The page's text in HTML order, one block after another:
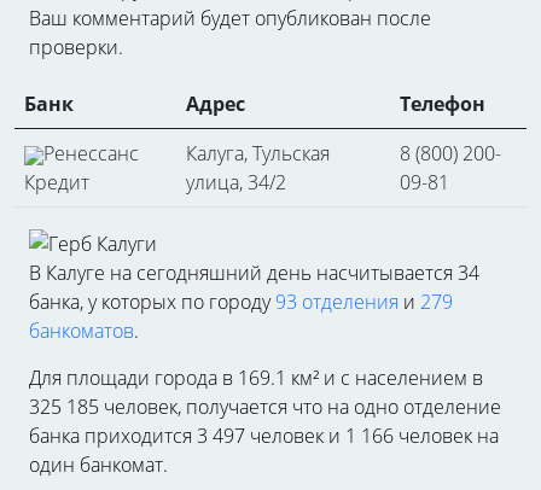
Ваш комментарий будет опубликован после
проверки.
Банк Адрес
Телефон
Ренессанс
Кредит
Калуга, Тульская
улица, 34/2
8 (800) 200-
09-81
В Калуге на сегодняшний день насчитывается 34
банка, у которых по городу93 отделения и 279
банкоматов.
Для площади города в 169.1 км² и с населением в
325 185 человек, получается что на одно отделение
банка приходится 3 497 человек и 1 166 человек на
один банкомат.